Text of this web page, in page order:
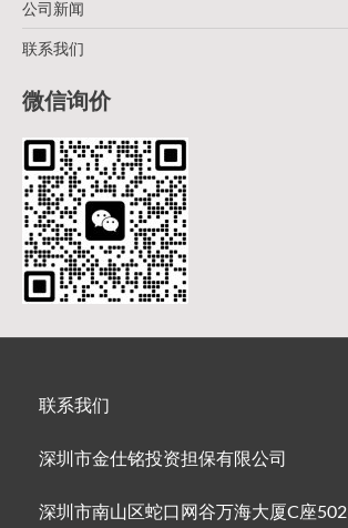
公司新闻
联系我们
微信询价
联系我们
深圳市金仕铭投资担保有限公司
深圳市南山区蛇口网谷万海大厦C座502